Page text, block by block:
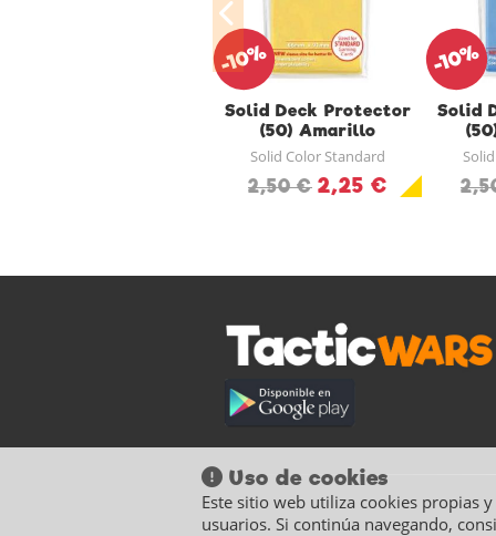
Solid Deck Protector
(50) Amarillo
Solid Color Standard
2,50 € 2,25 €
-10%
Solid
-10%
Uso de cookies
Este sitio web utiliza cookies propias
usuarios. Si continúa navegando,